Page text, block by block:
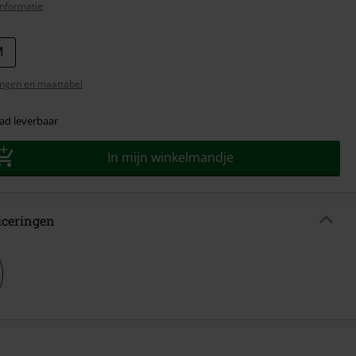
en maattabel
leverbaar
In mijn winkelmandje